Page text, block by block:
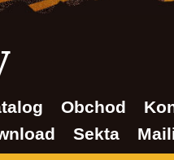
Obchod
Sekta